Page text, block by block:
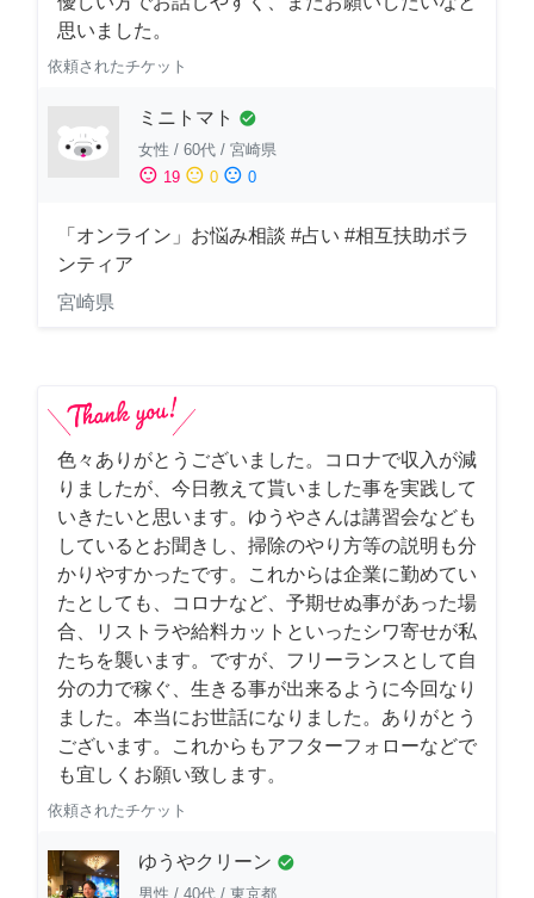
思いました。
依頼されたチケット
ミニトマト check_circle
女性 / 60代 / 宮崎県
sentiment_satisfied 19 sentiment_neutral 0 sentiment_dissatisfied 0
「オンライン」お悩み相談 #占い #相互扶助ボラ
ンティア
宮崎県
色々ありがとうございました。コロナで収入が減
りましたが、今日教えて貰いました事を実践して
いきたいと思います。ゆうやさんは講習会なども
しているとお聞きし、掃除のやり方等の説明も分
かりやすかったです。これからは企業に勤めてい
たとしても、コロナなど、予期せぬ事があった場
合、リストラや給料カットといったシワ寄せが私
たちを襲います。ですが、フリーランスとして自
分の力で稼ぐ、生きる事が出来るように今回なり
ました。本当にお世話になりました。ありがとう
ございます。これからもアフターフォローなどで
も宜しくお願い致します。
依頼されたチケット
ゆうやクリーン check_circle
男性 / 40代 / 東京都